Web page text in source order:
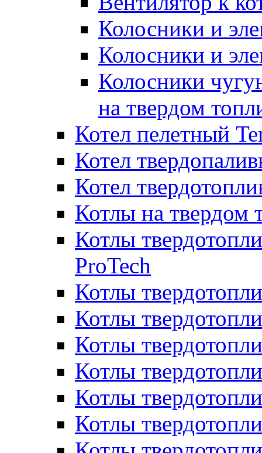
Колосники и
Колосники и
Колосники
на твердом
Котел пелетный
Котел
Котел
Котлы на твердом
Котлы
ProTech
Котлы
Котлы
Котлы
Котлы
Котлы
Котлы